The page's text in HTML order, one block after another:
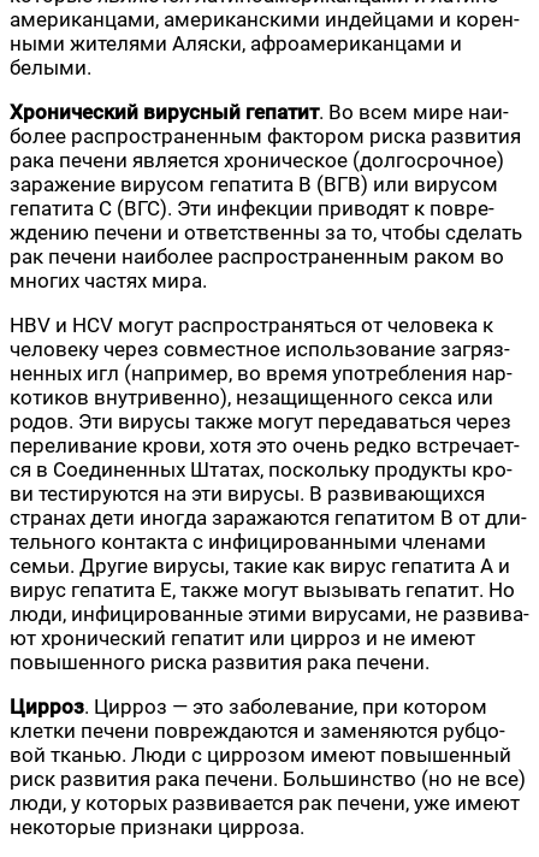
аме­ри­кан­ца­ми, аме­ри­кан­ски­ми индей­ца­ми и корен­
ны­ми жите­ля­ми Аляс­ки, афро­аме­ри­кан­ца­ми и
белыми.
Хро­ни­че­ский вирус­ный гепа­тит. Во всем мире наи­
бо­лее рас­про­стра­нен­ным фак­то­ром рис­ка раз­ви­тия
рака пече­ни явля­ет­ся хро­ни­че­ское (дол­го­сроч­ное)
зара­же­ние виру­сом гепа­ти­та В (ВГВ) или виру­сом
гепа­ти­та С (ВГС). Эти инфек­ции при­во­дят к повре­
жде­нию пече­ни и ответ­ствен­ны за то, что­бы сде­лать
рак пече­ни наи­бо­лее рас­про­стра­нен­ным раком во
мно­гих частях мира.
HBV и HCV могут рас­про­стра­нять­ся от чело­ве­ка к
чело­ве­ку через сов­мест­ное исполь­зо­ва­ние загряз­
нен­ных игл (напри­мер, во вре­мя упо­треб­ле­ния нар­
ко­ти­ков внут­ри­вен­но), неза­щи­щен­но­го сек­са или
родов. Эти виру­сы так­же могут пере­да­вать­ся через
пере­ли­ва­ние кро­ви, хотя это очень ред­ко встре­ча­ет­
ся в Соеди­нен­ных Шта­тах, посколь­ку про­дук­ты кро­
ви тести­ру­ют­ся на эти виру­сы. В раз­ви­ва­ю­щих­ся
стра­нах дети ино­гда зара­жа­ют­ся гепа­ти­том В от дли­
тель­но­го кон­так­та с инфи­ци­ро­ван­ны­ми чле­на­ми
семьи. Дру­гие виру­сы, такие как вирус гепа­ти­та А и
вирус гепа­ти­та Е, так­же могут вызы­вать гепа­тит. Но
люди, инфи­ци­ро­ван­ные эти­ми виру­са­ми, не раз­ви­ва­
ют хро­ни­че­ский гепа­тит или цир­роз и не име­ют
повы­шен­но­го рис­ка раз­ви­тия рака печени.
Цир­роз. Цир­роз — это забо­ле­ва­ние, при кото­ром
клет­ки пече­ни повре­жда­ют­ся и заме­ня­ют­ся руб­цо­
вой тка­нью. Люди с цир­ро­зом име­ют повы­шен­ный
риск раз­ви­тия рака пече­ни. Боль­шин­ство (но не все)
люди, у кото­рых раз­ви­ва­ет­ся рак пече­ни, уже име­ют
неко­то­рые при­зна­ки цирроза.